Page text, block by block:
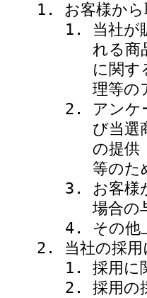
お客様か
当社が
れる商
に関す
理等の
アンケ
び当選
の提供
等のた
お客様
場合の
その他
当社の採
採用に
採用の